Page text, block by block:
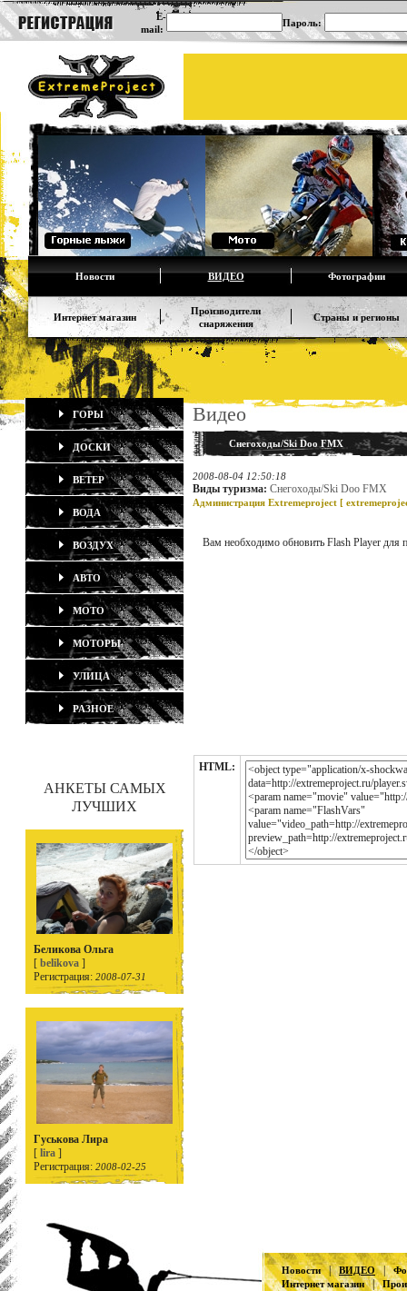
E-
mail:
Пароль:
Новости ВИДЕО Фотографии
Интернет магазин
Производители
снаряжения
Страны и регионы
ГОРЫ
ДОСКИ
ВЕТЕР
ВОДА
ВОЗДУХ
АВТО
МОТО
МОТОРЫ
УЛИЦА
РАЗНОЕ
АНКЕТЫ САМЫХ
ЛУЧШИХ
Беликова Ольга
[ belikova ]
Регистрация: 2008-07-31
Гуськова Лира
[ lira ]
Регистрация: 2008-02-25
Видео
Снегоходы/Ski Doo FMX
2008-08-04 12:50:18
Виды туризма: Снегоходы/Ski Doo FMX
Администрация Extremeproject [
Вам необходимо обновить Flash Player для
HTML:
Новости|ВИДЕО|
Интернет магазин|